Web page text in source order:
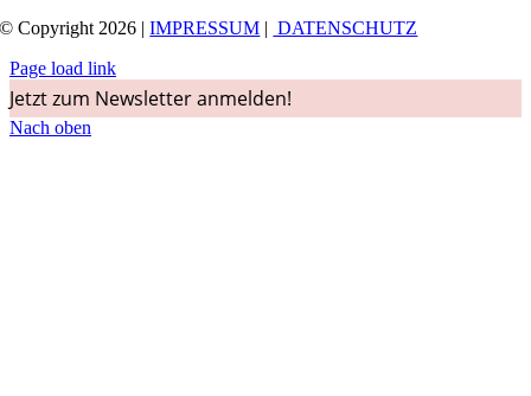
© Copyright 2026 |IMPRESSUM | DATENSCHUTZ
Page load link
Jetzt zum Newsletter anmelden!
Nach oben